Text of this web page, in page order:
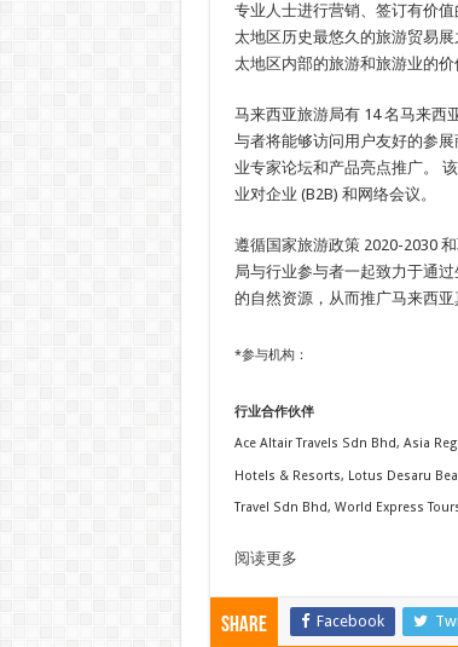
专业人士进行营销、签订有价
太地区历史最悠久的旅游贸易
太地区内部的旅游和旅游业的价
马来西亚旅游局有 14 名马来西
与者将能够访问用户友好的参
业专家论坛和产品亮点推广。
业对企业 (B2B) 和网络会议。
遵循国家旅游政策 2020-2030
局与行业参与者一起致力于通
的自然资源，从而推广马来西
*参与机构：
行业合作伙伴
Ace Altair Travels Sdn Bhd, Asia
Hotels & Resorts, Lotus Desaru
Travel Sdn Bhd, World Express
阅读更多
Share Facebook